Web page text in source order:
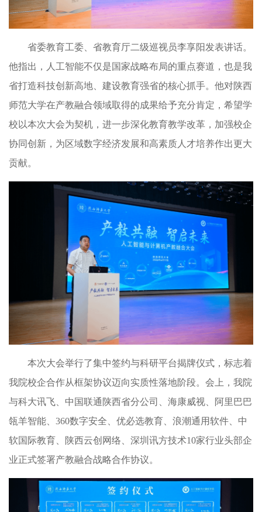
省委教育工委、省教育厅二级巡视员李享阳发表讲话。
他指出，人工智能不仅是国家战略布局的重点赛道，也是我
省打造科技创新高地、建设教育强省的核心抓手。他对陕西
师范大学在产教融合领域取得的成果给予充分肯定，希望学
校以本次大会为契机，进一步深化教育教学改革，加强校企
协同创新，为区域数字经济发展和高素质人才培养作出更大
贡献。
本次大会举行了集中签约与科研平台揭牌仪式，标志着
我院校企合作从框架协议迈向实质性落地阶段。会上，我院
与科大讯飞、中国联通陕西省分公司、海康威视、阿里巴巴
瓴羊智能、 360数字安全、优必选教育、浪潮通用软件、中
软国际教育、陕西云创网络、深圳讯方技术10家行业头部企
业正式签署产教融合战略合作协议。